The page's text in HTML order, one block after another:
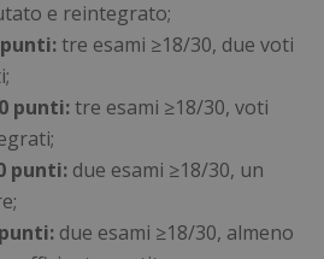
e reintegrato;
tre esami ≥18/30, due voti
punti:tre esami ≥18/30, voti
punti: due esami ≥18/30, un
due esami ≥18/30, almeno